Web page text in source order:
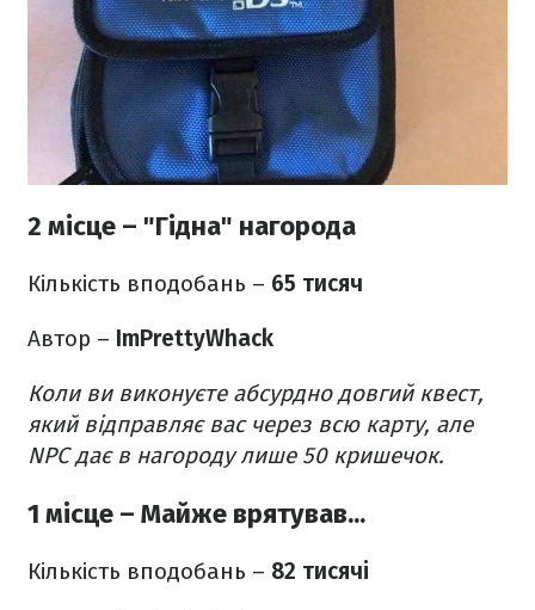
2 місце – "Гідна" нагорода
Кількість вподобань – 65 тисяч
Автор – ImPrettyWhack
Коли ви виконуєте абсурдно довгий квест,
який відправляє вас через всю карту, але
NPC дає в нагороду лише 50 кришечок.
1 місце – Майже врятував...
Кількість вподобань – 82 тисячі